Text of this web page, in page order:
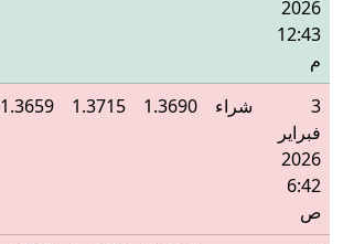
2026
12:43
م
3
فبراير
2026
6:42
ص
شراء 1.3690
1.3715
1.3659